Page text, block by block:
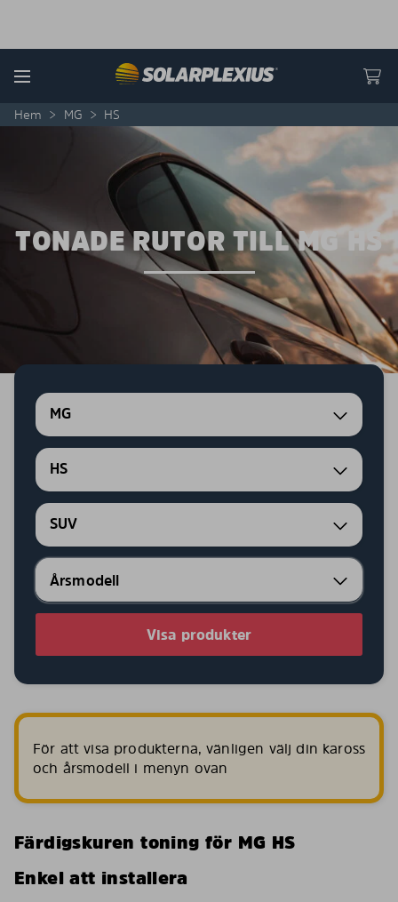
Menu
Hem > MG > HS
TONADE RUTOR TILL MG HS
MG
HS
SUV
Visa produkter
För att visa produkterna, vänligen välj din kaross
och årsmodell i menyn ovan
Färdigskuren toning för MG HS
Enkel att installera